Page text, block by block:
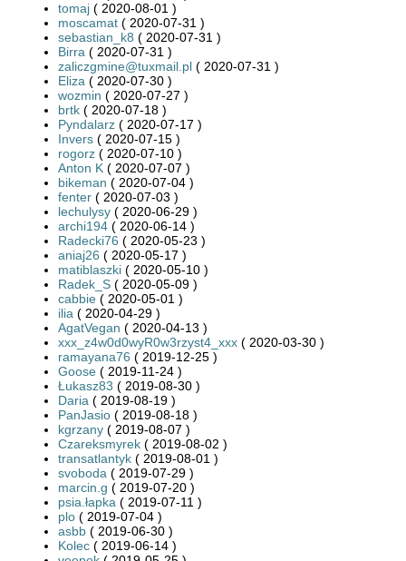
tomaj ( 2020-08-01 )
moscamat ( 2020-07-31 )
sebastian_k8 ( 2020-07-31 )
Birra ( 2020-07-31 )
zaliczgmine@tuxmail.pl ( 2020-07-31 )
Eliza ( 2020-07-30 )
wozmin ( 2020-07-27 )
brtk ( 2020-07-18 )
Pyndalarz ( 2020-07-17 )
Invers ( 2020-07-15 )
rogorz ( 2020-07-10 )
Anton K ( 2020-07-07 )
bikeman ( 2020-07-04 )
fenter ( 2020-07-03 )
lechulysy ( 2020-06-29 )
archi194 ( 2020-06-14 )
Radecki76 ( 2020-05-23 )
aniaj26 ( 2020-05-17 )
matiblaszki ( 2020-05-10 )
Radek_S ( 2020-05-09 )
cabbie ( 2020-05-01 )
ilia ( 2020-04-29 )
AgatVegan ( 2020-04-13 )
xxx_z4w0d0wyR0w3rzyst4_xxx ( 2020-03-30 )
ramayana76 ( 2019-12-25 )
Goose ( 2019-11-24 )
Łukasz83 ( 2019-08-30 )
Daria ( 2019-08-19 )
PanJasio ( 2019-08-18 )
kgrzany ( 2019-08-07 )
Czareksmyrek ( 2019-08-02 )
transatlantyk ( 2019-08-01 )
svoboda ( 2019-07-29 )
marcin.g ( 2019-07-20 )
psia.łapka ( 2019-07-11 )
plo ( 2019-07-04 )
asbb ( 2019-06-30 )
Kolec ( 2019-06-14 )